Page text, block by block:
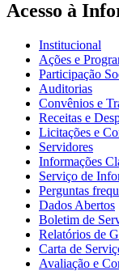
Acesso à
Institucional
Ações e
Participação
Auditorias
Convênios e
Receitas e
Licitações e
Servidores
Informações
Serviço de
Perguntas
Dados Abertos
Boletim de
Relatórios de
Carta de
Avaliação e